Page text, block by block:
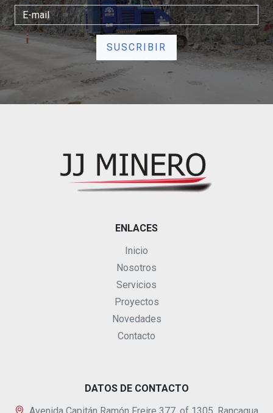
ENLACES
Inicio
Nosotros
Servicios
Proyectos
Novedades
Contacto
DATOS DE CONTACTO